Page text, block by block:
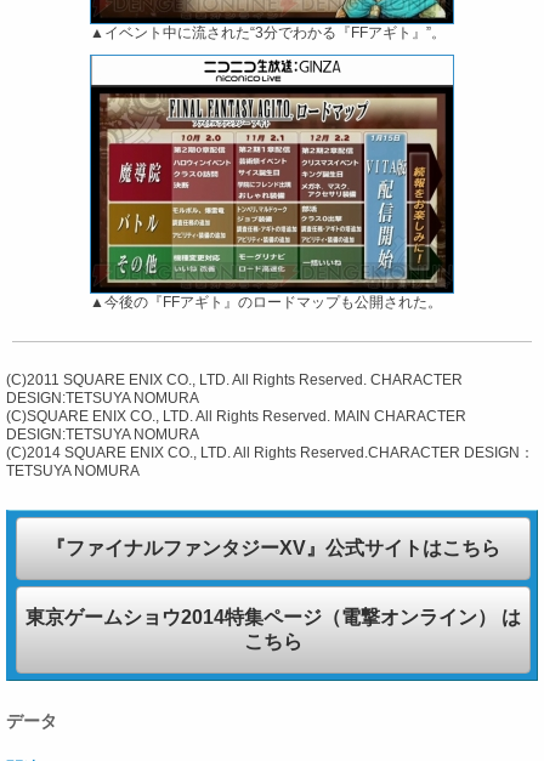
▲イベント中に流された“3分でわかる『FFアギト』”。
▲今後の『FFアギト』のロードマップも公開された。
(C)2011 SQUARE ENIX CO., LTD. All Rights Reserved. CHARACTER
DESIGN:TETSUYA NOMURA
(C)SQUARE ENIX CO., LTD. All Rights Reserved. MAIN CHARACTER
DESIGN:TETSUYA NOMURA
(C)2014 SQUARE ENIX CO., LTD. All Rights Reserved.CHARACTER DESIGN：
TETSUYA NOMURA
『ファイナルファンタジーXV』公式サイトはこちら
東京ゲームショウ2014特集ページ（電撃オンライン） は
こちら
データ